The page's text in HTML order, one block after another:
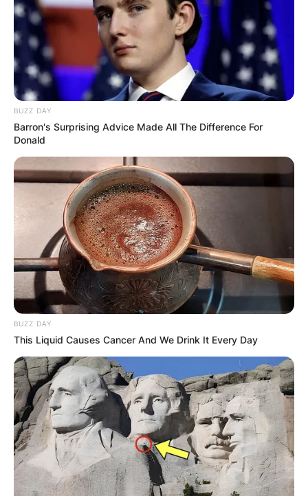
КОНТАКТИРАЈ СО НАС:
info@gladiator.mk
ГЛАДИАТОР
За нас
Политика на приватност
ПАРТНЕРИ:
СОЦИЈАЛНИ МРЕЖИ:
facebook
ИЗБЕРИ ЈАЗИК:
BUZZ DAY
Barron's Surprising Advice Made All The Difference For
Donald
BUZZ DAY
This Liquid Causes Cancer And We Drink It Every Day